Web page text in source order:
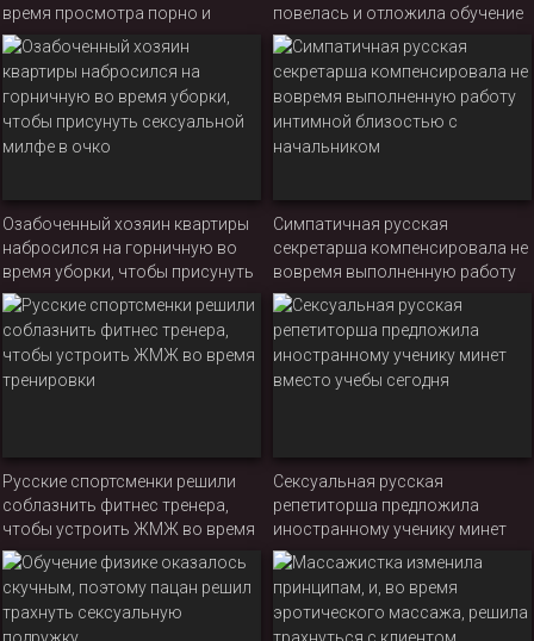
время просмотра порно и
решил помочь девке кончить от
настоящего члена
повелась и отложила обучение
Озабоченный хозяин квартиры
набросился на горничную во
время уборки, чтобы присунуть
сексуальной милфе в очко
Симпатичная русская
секретарша компенсировала не
вовремя выполненную работу
интимной близостью с
начальником
Русские спортсменки решили
соблазнить фитнес тренера,
чтобы устроить ЖМЖ во время
тренировки
Сексуальная русская
репетиторша предложила
иностранному ученику минет
вместо учебы сегодня